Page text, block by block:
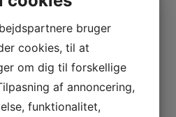
bruger
cookies, til at
om dig til forskellige
af annoncering,
funktionalitet,